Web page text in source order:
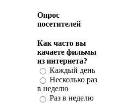
Опрос
посетителей
Как часто вы
качаете фильмы
из интернета?
Каждый день
Несколько раз
в неделю
Раз в неделю